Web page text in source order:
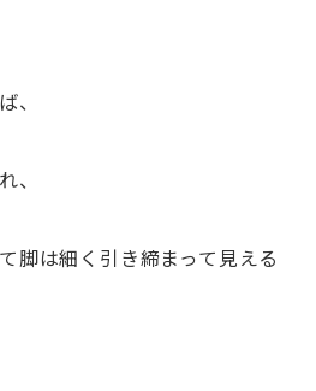
、
、
脚は細く引き締まって見える